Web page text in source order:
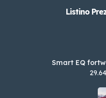
Listino
Smart EQ